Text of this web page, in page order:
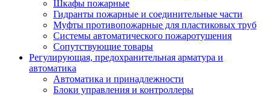
Шкафы пожарные
Гидранты пожарные и соединительные части
Муфты противопожарные для пластиковых труб
Системы автоматического пожаротушения
Сопутствующие товары
Регулирующая, предохранительная арматура и
автоматика
Автоматика и принадлежности
Блоки управления и контроллеры